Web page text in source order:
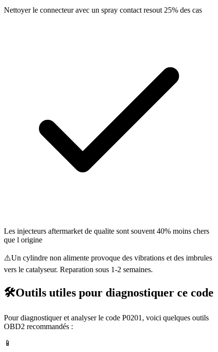
Nettoyer le connecteur avec un spray contact resout 25% des cas
Les injecteurs aftermarket de qualite sont souvent 40% moins chers
que l origine
⚠️Un cylindre non alimente provoque des vibrations et des imbrules
vers le catalyseur. Reparation sous 1-2 semaines.
🛠️Outils utiles pour diagnostiquer ce code
Pour diagnostiquer et analyser le code P0201 , voici quelques outils
OBD2 recommandés :
📱